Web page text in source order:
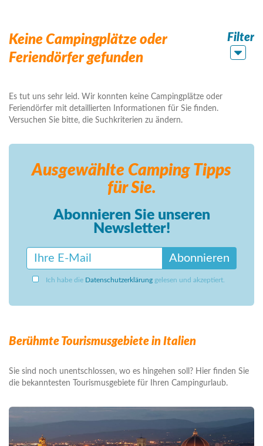
Keine Campingplätze oder
Feriendörfer gefunden
Filter
Es tut uns sehr leid. Wir konnten keine Campingplätze oder
Feriendörfer mit detaillierten Informationen für Sie finden.
Versuchen Sie bitte, die Suchkriterien zu ändern.
Ausgewählte Camping Tipps
für Sie.
Abonnieren Sie unseren
Newsletter!
Abonnieren
Ich habe die Datenschutzerklärung gelesen und akzeptiert.
Berühmte Tourismusgebiete in Italien
Sie sind noch unentschlossen, wo es hingehen soll? Hier finden Sie
die bekanntesten Tourismusgebiete für Ihren Campingurlaub.